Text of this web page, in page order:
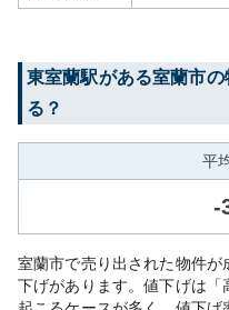
東室蘭駅がある室蘭市の
る？
平
-
室蘭市で売り出された物件
下げがあります。値下げは